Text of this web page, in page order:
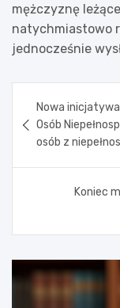
mężczyznę
natychmiastowo
jednocześnie
wpisu
Nowa
Osób
osób z
Koniec